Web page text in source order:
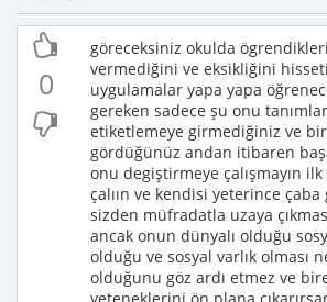
0
göreceksiniz okulda
vermediğini ve eksikliğini
uygulamalar yapa yapa
gereken sadece şu onu
etiketlemeye girmediğiniz ve
gördüğünüz andan itibaren
onu degiştirmeye çalışmayın
çalıın ve kendisi yeterince
sizden müfradatla uzaya
ancak onun dünyalı olduğu
olduğu ve sosyal varlık olması
olduğunu göz ardı etmez ve